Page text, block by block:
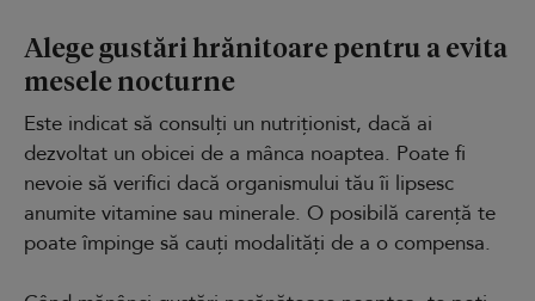
Alege gustări hrănitoare pentru a evita
mesele nocturne
Este indicat să consulți un nutriționist, dacă ai
dezvoltat un obicei de a mânca noaptea. Poate fi
nevoie să verifici dacă organismului tău îi lipsesc
anumite vitamine sau minerale. O posibilă carență te
poate împinge să cauți modalități de a o compensa.